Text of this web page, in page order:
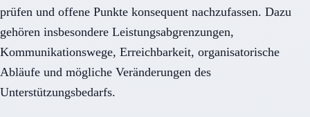
prüfen und offene Punkte konsequent nachzufassen. Dazu
gehören insbesondere Leistungsabgrenzungen,
Kommunikationswege, Erreichbarkeit, organisatorische
Abläufe und mögliche Veränderungen des
Unterstützungsbedarfs.